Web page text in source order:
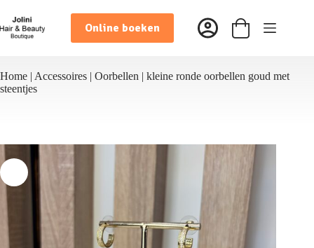
naar
de
inhoud
Online boeken Winkelwagen
Home | Accessoires | Oorbellen | kleine ronde oorbellen goud met
steentjes